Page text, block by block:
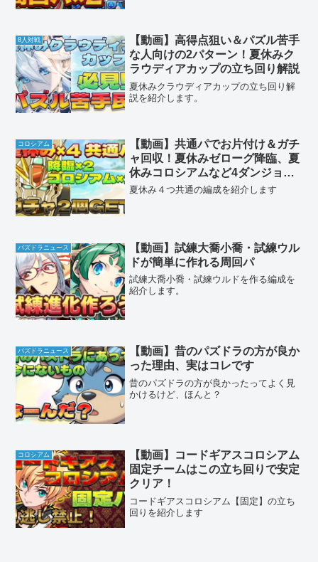
8人対戦
【動画】高得点狙い＆パズル苦手
な人向けの2パターン！夏休みク
ラウディアカップの立ち回り解説
夏休みクラウディアカップの立ち回り解
説を紹介します。
コロシアム
【動画】共通パでお片付け＆ガチ
ャ回収！夏休みゼローグ降臨、夏
休みコロシアムなど4ダンジョン
のF91周回パ
夏休み４つ共通の編成を紹介します
パズドラニュース
【動画】試練大喬小喬・試練ウル
ドが簡単に作れる周回パ
試練大喬小喬・試練ウルドを作る編成を
紹介します。
パズドラニュース
【動画】昔のパズドラの方が良か
った理由、実はコレです
昔のパズドラの方が良かったってよく見
かけるけど、ほんと？
コロシアム
【動画】コードギアスコロシアム
固定チームはこの立ち回りで安定
クリア！
コードギアスコロシアム【固定】の立ち
回りを紹介します